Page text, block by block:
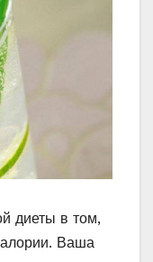
диеты в том,
Ваша